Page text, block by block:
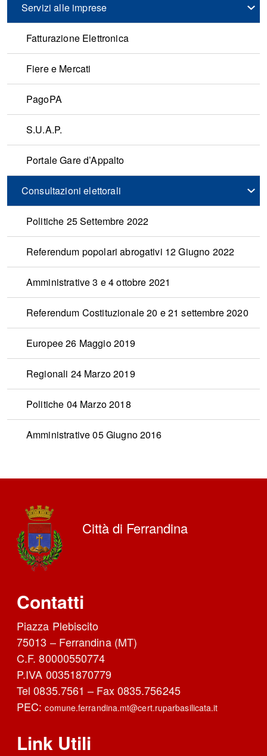
Servizi alle imprese
Fatturazione Elettronica
Fiere e Mercati
PagoPA
S.U.A.P.
Portale Gare d’Appalto
Consultazioni elettorali
Politiche 25 Settembre 2022
Referendum popolari abrogativi 12 Giugno 2022
Amministrative 3 e 4 ottobre 2021
Referendum Costituzionale 20 e 21 settembre 2020
Europee 26 Maggio 2019
Regionali 24 Marzo 2019
Politiche 04 Marzo 2018
Amministrative 05 Giugno 2016
del
Città di Ferrandina
Contatti
Piazza Plebiscito
75013 – Ferrandina (MT)
C.F. 80000550774
P.IVA 00351870779
Tel 0835.7561 – Fax 0835.756245
PEC:comune.ferrandina.mt@cert.ruparbasilicata.it
Link Utili